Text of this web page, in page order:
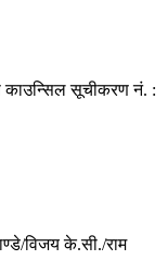
काउन्सिल सूचीकरण नं. :
विजय के.सी./राम